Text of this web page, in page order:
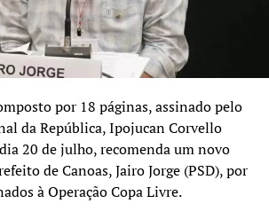
por 18 páginas, assinado pelo
da República, Ipojucan Corvello
20 de julho, recomenda um novo
de Canoas, Jairo Jorge (PSD), por
à Operação Copa Livre.